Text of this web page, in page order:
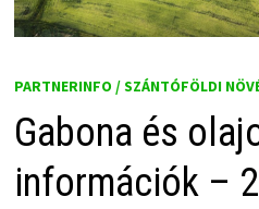
PARTNERINFO / SZÁNTÓFÖLDI
Gabona és
információk –